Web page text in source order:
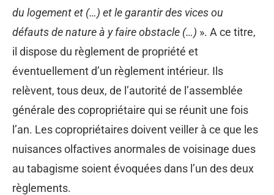
du logement et (…) et le garantir des vices ou
défauts de nature à y faire obstacle (…) ». A ce titre,
il dispose du règlement de propriété et
éventuellement d’un règlement intérieur. Ils
relèvent, tous deux, de l’autorité de l’assemblée
générale des copropriétaire qui se réunit une fois
l’an. Les copropriétaires doivent veiller à ce que les
nuisances olfactives anormales de voisinage dues
au tabagisme soient évoquées dans l’un des deux
règlements.